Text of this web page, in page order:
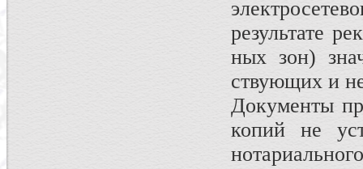
результате
ных зон)
ствующих и
Документы
копий не